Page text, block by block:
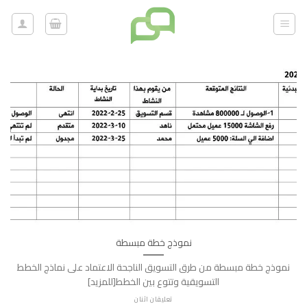
تخطي
للمحتوى
نموذج خطة مبسطة
نموذج خطة مبسطة من طرق التسويق الناجحة الاعتماد على نماذج الخطط
التسويقية وتتوع بين الخطط[للمزيد]
تعليقان اثنان